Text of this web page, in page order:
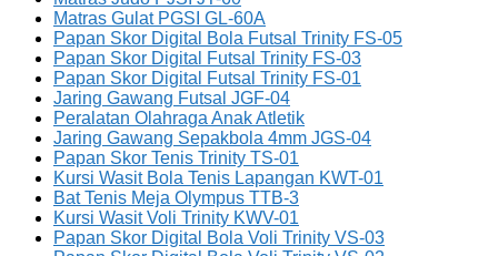
Matras Gulat PGSI GL-60A
Papan Skor Digital Bola Futsal Trinity FS-05
Papan Skor Digital Futsal Trinity FS-03
Papan Skor Digital Futsal Trinity FS-01
Jaring Gawang Futsal JGF-04
Peralatan Olahraga Anak Atletik
Jaring Gawang Sepakbola 4mm JGS-04
Papan Skor Tenis Trinity TS-01
Kursi Wasit Bola Tenis Lapangan KWT-01
Bat Tenis Meja Olympus TTB-3
Kursi Wasit Voli Trinity KWV-01
Papan Skor Digital Bola Voli Trinity VS-03